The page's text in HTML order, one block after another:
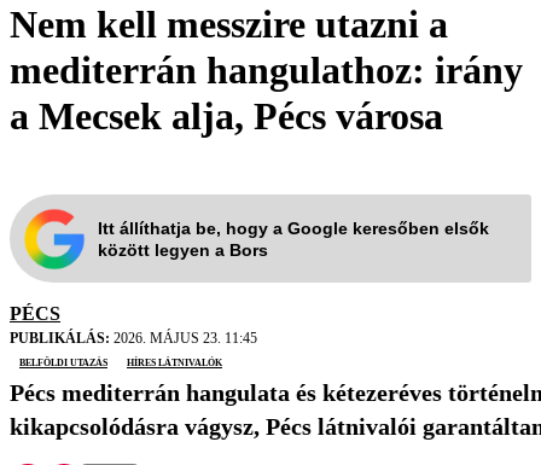
Nem kell messzire utazni a
mediterrán hangulathoz: irány
a Mecsek alja, Pécs városa
Itt állíthatja be, hogy a Google keresőben elsők
között legyen a Bors
PÉCS
PUBLIKÁLÁS: 2026. MÁJUS 23. 11:45
belföldi utazás
híres látnivalók
Pécs mediterrán hangulata és kétezeréves
kikapcsolódásra vágysz, Pécs látnivalói